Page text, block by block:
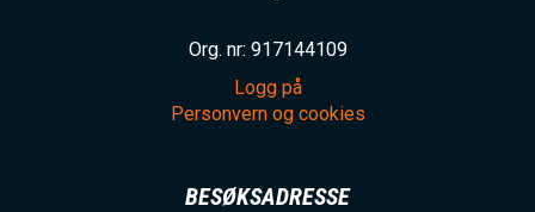
Org. nr: 917144109
Logg på
Personvern og cookies
BESØKSADRESSE